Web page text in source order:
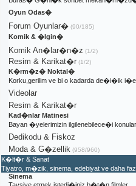
Oyun Odas�
Forum Oyunlar�(90/185)
Komik & �lgin�
Komik An�lar�n�z (1/2)
Resim & Karikat�r(1/2)
K�rm�z� Noktal�
Korku,gerilim ve bi o kadarda de�i�ik
Videolar
Resim & Karikat�r
Kad�nlar Matinesi
Bayan �yelerimizin ilgilenebilece�i
Dedikodu & Fiskoz
Moda & G�zellik (958/960)
K�lt�r & Sanat
Tiyatro, m�zik, sinema, edebiyat ve daha
Sinema